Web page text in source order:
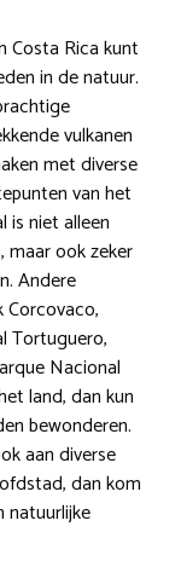
Costa Rica kunt
in de natuur.
vulkanen
met diverse
van het
is niet alleen
maar ook zeker
Andere
Corcovaco,
Tortuguero,
Nacional
land, dan kun
bewonderen.
aan diverse
dan kom
natuurlijke